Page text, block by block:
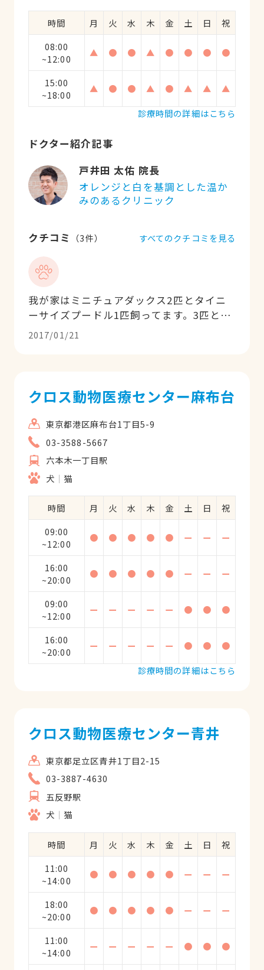
時間 月 火 水 木 金 土 日
祝
08:00
~12:00
▲ ● ● ▲ ● ● ● ●
15:00
~18:00
▲ ● ● ▲ ● ▲ ▲
▲
診療時間の詳細はこちら
ドクター紹介記事
戸井田 太佑 院長
オレンジと白を基調とした温か
みのあるクリニック
クチコミ （3件）
我が家はミニチュアダックス2匹とタイニ
ーサイズプードル1匹飼ってます。3匹とも
お世話になりましたが、親切、丁寧、納得
いく説明で安心して診察が受けられまし
2017/01/21
すべてのクチコミを見る
クロス動物医療センター麻布台
東京都港区麻布台1丁目5-9
03-3588-5667
六本木一丁目駅
犬
猫
時間 月 火 水 木 金 土 日
祝
09:00
~12:00
● ● ● ● ● ー ー ー
16:00
~20:00
● ● ● ● ● ー ー ー
09:00
~12:00
ー ー ー ー ー ● ● ●
16:00
~20:00
ー ー ー ー ー ● ●
●
診療時間の詳細はこちら
クロス動物医療センター青井
東京都足立区青井1丁目2-15
03-3887-4630
五反野駅
犬
猫
時間 月 火 水 木 金 土 日
祝
11:00
~14:00
● ● ● ● ● ー ー ー
18:00
~20:00
● ● ● ● ● ー ー ー
11:00
~14:00
ー ー ー ー ー ● ● ●